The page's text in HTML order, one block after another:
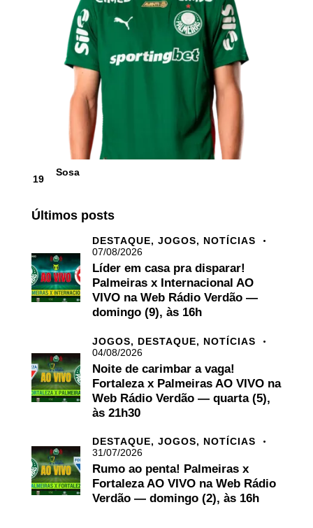
19
Sosa
Últimos posts
DESTAQUE, JOGOS, NOTÍCIAS
07/08/2026
Líder em casa pra disparar!
Palmeiras x Internacional AO
VIVO na Web Rádio Verdão —
domingo (9), às 16h
JOGOS, DESTAQUE, NOTÍCIAS
04/08/2026
Noite de carimbar a vaga!
Fortaleza x Palmeiras AO VIVO na
Web Rádio Verdão — quarta (5),
às 21h30
DESTAQUE, JOGOS, NOTÍCIAS
31/07/2026
Rumo ao penta! Palmeiras x
Fortaleza AO VIVO na Web Rádio
Verdão — domingo (2), às 16h